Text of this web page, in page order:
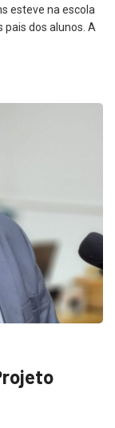
esteve na escola
pais dos alunos. A